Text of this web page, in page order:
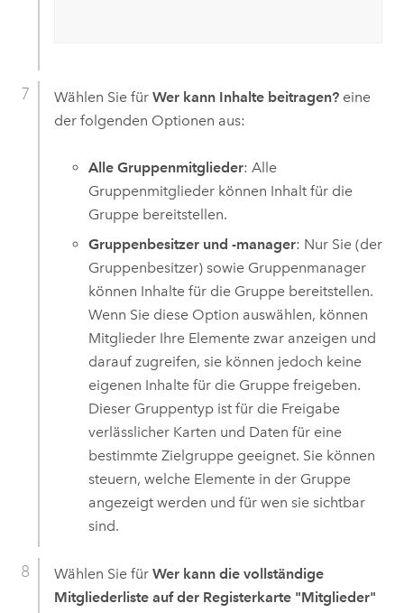
Wählen Sie für Wer kann Inhalte beitragen?eine
der folgenden Optionen aus:
Alle Gruppenmitglieder: Alle
Gruppenmitglieder können Inhalt für die
Gruppe bereitstellen.
Gruppenbesitzer und -manager: Nur Sie (der
Gruppenbesitzer) sowie Gruppenmanager
können Inhalte für die Gruppe bereitstellen.
Wenn Sie diese Option auswählen, können
Mitglieder Ihre Elemente zwar anzeigen und
darauf zugreifen, sie können jedoch keine
eigenen Inhalte für die Gruppe freigeben.
Dieser Gruppentyp ist für die Freigabe
verlässlicher Karten und Daten für eine
bestimmte Zielgruppe geeignet. Sie können
steuern, welche Elemente in der Gruppe
angezeigt werden und für wen sie sichtbar
sind.
Wählen Sie für Wer kann die vollständige
Mitgliederliste auf der Registerkarte "Mitglieder"